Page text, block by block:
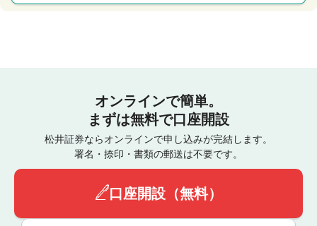
オンラインで簡単。
まずは無料で口座開設
松井証券ならオンラインで申し込みが完結します。
署名・捺印・書類の郵送は不要です。
口座開設（無料）